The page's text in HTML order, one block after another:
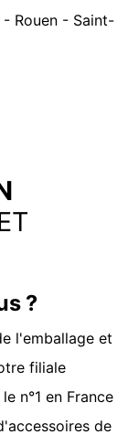
- Rouen - Saint-
?
l'emballage et
filiale
n°1 en France
de